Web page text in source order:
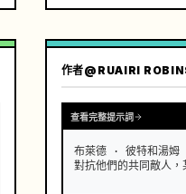
作者@RUAIRI
查看完整提示詞
布萊德 · 彼特和湯姆
對抗他們的共同敵人，